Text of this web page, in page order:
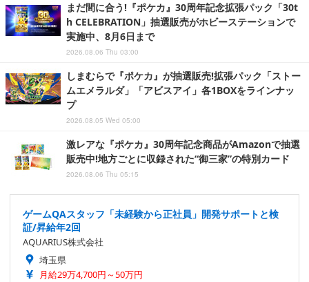
まだ間に合う!『ポケカ』30周年記念拡張パック「30t
h CELEBRATION」抽選販売がホビーステーションで
実施中、8月6日まで
2026.08.06 Thu 03:00
しまむらで『ポケカ』が抽選販売!拡張パック「ストー
ムエメラルダ」「アビスアイ」各1BOXをラインナッ
プ
2026.08.05 Wed 05:00
激レアな『ポケカ』30周年記念商品がAmazonで抽選
販売中!地方ごとに収録された“御三家”の特別カード
2026.08.06 Thu 05:15
ゲームQAスタッフ「未経験から正社員」開発サポートと検
証/昇給年2回
AQUARIUS株式会社
埼玉県
月給29万4,700円～50万円